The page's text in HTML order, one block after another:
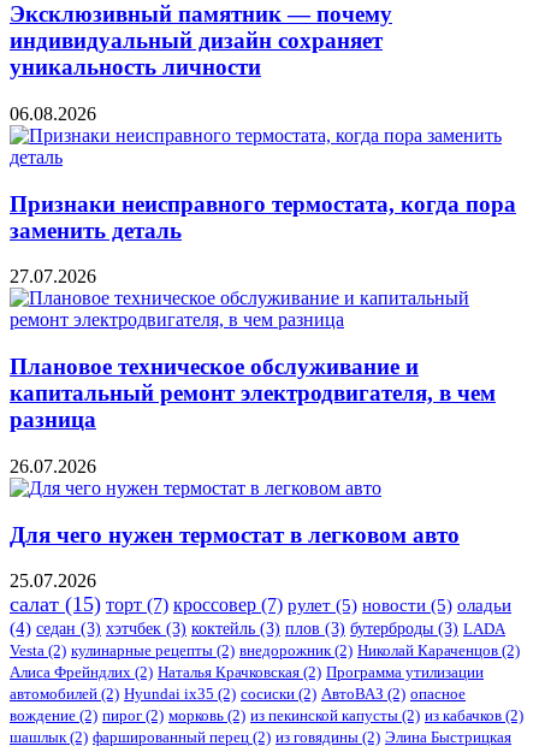
Эксклюзивный памятник — почему
индивидуальный дизайн сохраняет
уникальность личности
06.08.2026
Признаки неисправного термостата, когда пора
заменить деталь
27.07.2026
Плановое техническое обслуживание и
капитальный ремонт электродвигателя, в чем
разница
26.07.2026
Для чего нужен термостат в легковом авто
25.07.2026
салат (15) торт (7) кроссовер (7) рулет (5) новости (5) оладьи
(4) седан (3) хэтчбек (3) коктейль (3) плов (3) бутерброды (3) LADA
Vesta (2) кулинарные рецепты (2) внедорожник(2) Николай Караченцов (2)
Алиса Фрейндлих (2) Наталья Крачковская (2) Программа утилизации
автомобилей (2) ​Hyundai ix35 (2) сосиски (2) АвтоВАЗ (2) опасное
вождение (2) пирог (2) морковь (2) из пекинской капусты (2) из кабачков (2)
шашлык(2) фаршированный перец (2) из говядины (2) Элина Быстрицкая